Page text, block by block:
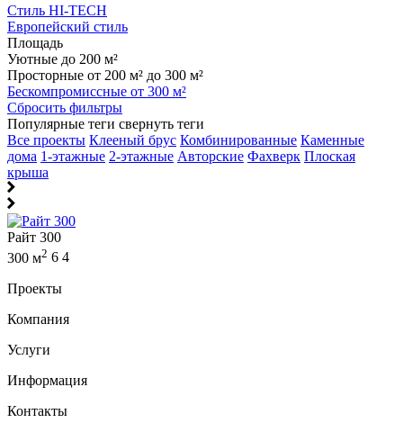
Стиль HI-TECH
Европейский стиль
Площадь
Уютные до 200 м²
Просторные от 200 м² до 300 м²
Бескомпромиссные от 300 м²
Сбросить фильтры
Популярные теги свернуть теги
Все проекты Клееный брус Комбинированные Каменные
дома 1-этажные 2-этажные Авторские Фахверк Плоская
крыша
Райт 300
300 м2 6 4
Проекты
Компания
Услуги
Информация
Контакты